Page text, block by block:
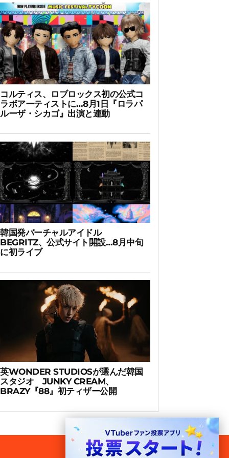
コルティス、ロブロックス初の公式コ
ラボアーティストに…8月1日『ロラパ
ルーザ・シカゴ』出演と連動
韓国発バーチャルアイドル
BEGRITZ、公式サイト開設…8月中旬
に初ライブ
英WONDER STUDIOSが選んだ韓国
スタジオ JUNKY CREAM、
BRAZY『88』初ティザー公開